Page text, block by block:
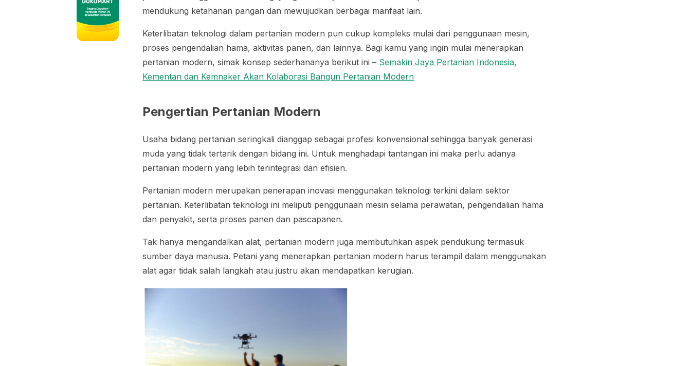
mendukung ketahanan pangan dan mewujudkan berbagai manfaat lain.
Keterlibatan teknologi dalam pertanian modern pun cukup kompleks mulai dari penggunaan mesin,
proses pengendalian hama, aktivitas panen, dan lainnya. Bagi kamu yang ingin mulai menerapkan
pertanian modern, simak konsep sederhananya berikut ini – Semakin Jaya Pertanian Indonesia,
Kementan dan Kemnaker Akan Kolaborasi Bangun Pertanian Modern
Pengertian Pertanian Modern
Usaha bidang pertanian seringkali dianggap sebagai profesi konvensional sehingga banyak generasi
muda yang tidak tertarik dengan bidang ini. Untuk menghadapi tantangan ini maka perlu adanya
pertanian modern yang lebih terintegrasi dan efisien.
Pertanian modern merupakan penerapan inovasi menggunakan teknologi terkini dalam sektor
pertanian. Keterlibatan teknologi ini meliputi penggunaan mesin selama perawatan, pengendalian hama
dan penyakit, serta proses panen dan pascapanen.
Tak hanya mengandalkan alat, pertanian modern juga membutuhkan aspek pendukung termasuk
sumber daya manusia. Petani yang menerapkan pertanian modern harus terampil dalam menggunakan
alat agar tidak salah langkah atau justru akan mendapatkan kerugian.